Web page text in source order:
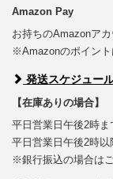
Amazon Pay
お持ちのAmazonア
※Amazonのポイント
発送スケジュー
【在庫ありの場合】
平日営業日午後2時
平日営業日午後2時
※銀行振込の場合は